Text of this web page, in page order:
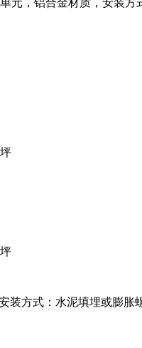
装方式：水泥填埋或膨胀